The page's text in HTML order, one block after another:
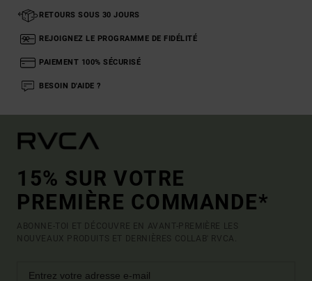
RETOURS SOUS 30 JOURS
REJOIGNEZ LE PROGRAMME DE FIDÉLITÉ
PAIEMENT 100% SÉCURISÉ
BESOIN D'AIDE ?
15% SUR VOTRE
PREMIÈRE COMMANDE*
ABONNE-TOI ET DÉCOUVRE EN AVANT-PREMIÈRE LES
NOUVEAUX PRODUITS ET DERNIÈRES COLLAB' RVCA.